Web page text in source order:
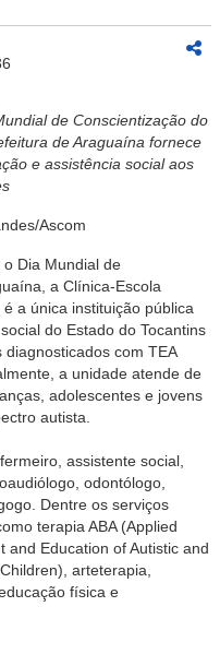
de Conscientização do
de Araguaína fornece
e assistência social aos
Ascom
Dia Mundial de
a Clínica-Escola
a única instituição pública
do Estado do Tocantins
com TEA
a unidade atende de
adolescentes e jovens
autista.
assistente social,
odontólogo,
Dentre os serviços
terapia ABA (Applied
and Education of Autistic and
arteterapia,
física e